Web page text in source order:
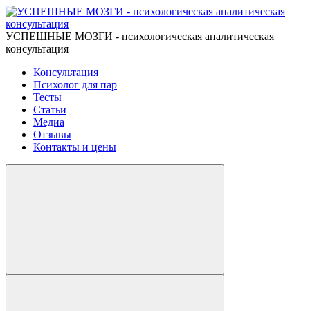
УСПЕШНЫЕ МОЗГИ - психологическая аналитическая
консультация
Консультация
Психолог для пар
Тесты
Статьи
Медиа
Отзывы
Контакты и цены